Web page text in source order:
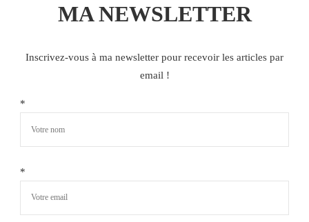
MA NEWSLETTER
Inscrivez-vous à ma newsletter pour recevoir les articles par
email !
*
*